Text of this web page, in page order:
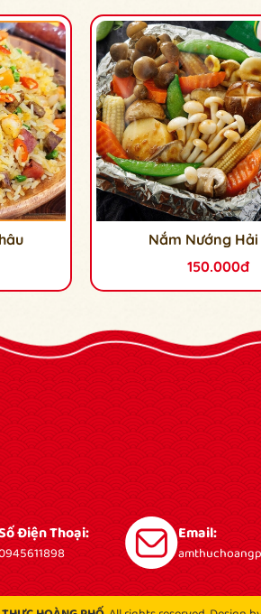
Nắm Nướng
150.000đ
Điện Thoại: Email: